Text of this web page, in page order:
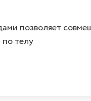
позволяет
телу